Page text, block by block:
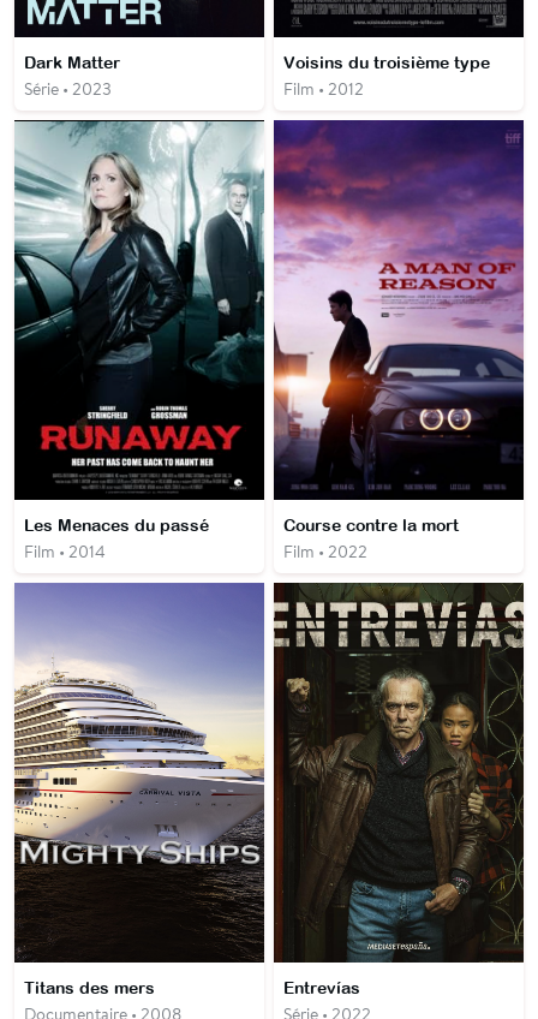
Dark Matter
Série • 2023
Voisins du troisième type
Film • 2012
Les Menaces du passé
Film • 2014
Course contre la mort
Film • 2022
Titans des mers
Documentaire • 2008
Entrevías
Série • 2022